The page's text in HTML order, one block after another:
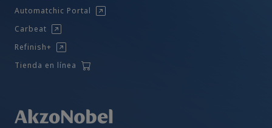
Automatchic Portal
Carbeat
Refinish+
Tienda en línea